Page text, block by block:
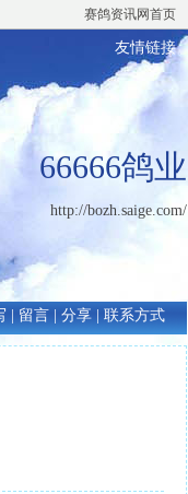
赛鸽资讯网首页
友情链接
66666鸽业
http://bozh.saige.com/
留言 分享 联系方式